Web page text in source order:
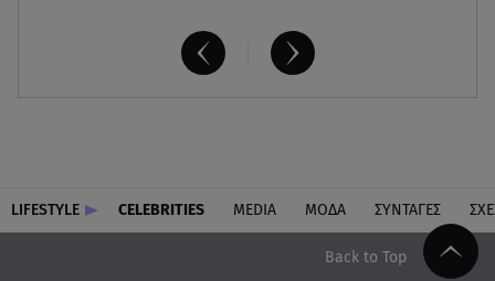
LIFESTYLE CELEBRITIES MEDIA ΜΟΔΑ ΣΥΝΤΑΓΕΣ
Back to Top